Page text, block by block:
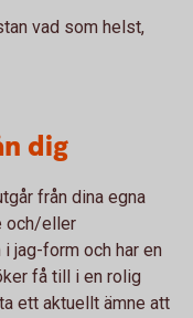
vad som helst,
dig
från dina egna
och/eller
jag-form och har en
få till i en rolig
ett aktuellt ämne att